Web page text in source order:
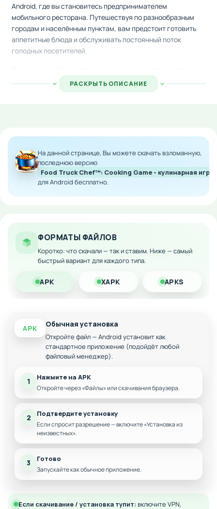
Android, где вы становитесь предпринимателем
мобильного ресторана. Путешествуя по разнообразным
городам и населённым пунктам, вам предстоит готовить
аппетитные блюда и обслуживать постоянный поток
голодных посетителей.
рецептов для создания разнообразных кулинарных
шедевров. Главное — работать оперативно, так как клиенты
бизнеса: приобретайте новые фургоны, улучшайте их
Игровой процесс наполнен интересными заданиями и
квестами, которые постоянно добавляют разнообразия и
Разнообразные локации и города для развития
бизнеса
приготовления блюд
Система заработков и чаевых от довольных
Возможность покупки и кастомизации фургонов
Увлекательные миссии и задачи для прогресса
РАСКРЫТЬ ОПИСАНИЕ
На данной странице, Вы можете скачать взломанную,
последнюю версию
Food Truck Chef™: Cooking Game - кулинарная игра
для Android бесплатно.
ФОРМАТЫ ФАЙЛОВ
Коротко: что скачали — так и ставим. Ниже — самый
быстрый вариант для каждого типа.
APK XAPK APKS
APK Обычная установка
Откройте файл — Android установит как
стандартное приложение (подойдёт любой
файловый менеджер).
1 Нажмите на APK
Откройте через «Файлы» или скачивания браузера.
2 Подтвердите установку
Если спросит разрешение — включите «Установка из
неизвестных».
3 Готово
Запускайте как обычное приложение.
Если скачивание / установка тупит: включите VPN,